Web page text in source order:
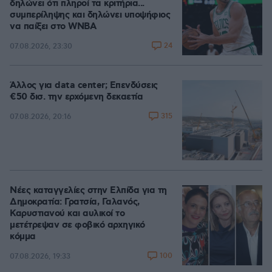
δηλώνει ότι πληροί τα κριτήρια...
συμπερίληψης και δηλώνει υποψήφιος
να παίξει στο WNBA
07.08.2026, 23:30 24
Άλλος για data center; Επενδύσεις
€50 δισ. την ερχόμενη δεκαετία
07.08.2026, 20:16 315
Νέες καταγγελίες στην Ελπίδα για τη
Δημοκρατία: Γρατσία, Γαλανός,
Καρυστιανού και αυλικοί το
μετέτρεψαν σε φοβικό αρχηγικό
κόμμα
07.08.2026, 19:33 100